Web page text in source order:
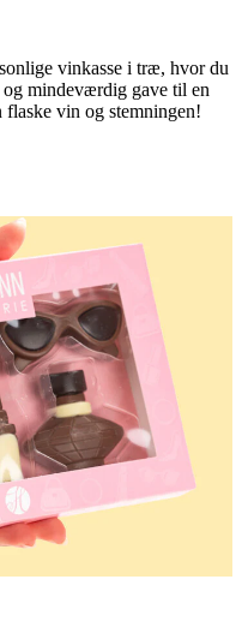
vinkasse i træ, hvor du
mindeværdig gave til en
vin og stemningen!